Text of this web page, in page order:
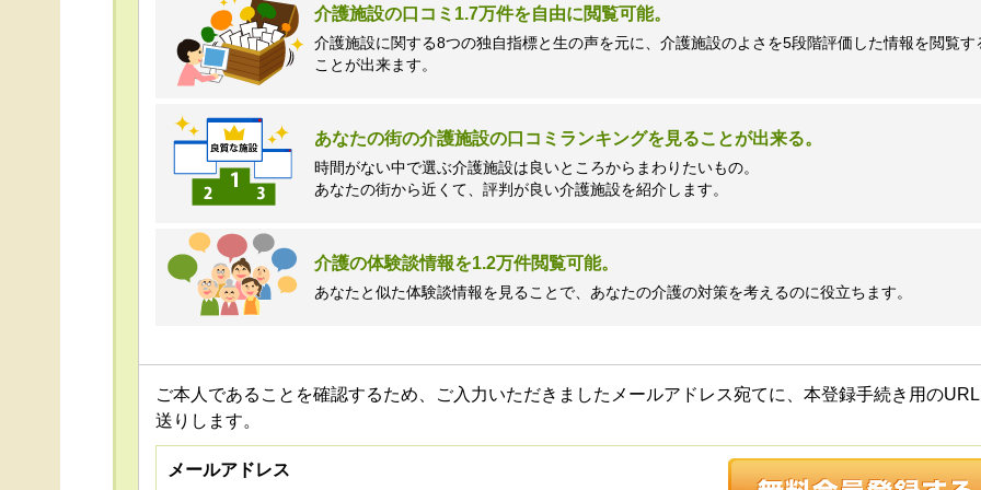
介護施設の口コミ1.7万件を自由に閲覧可能。
介護施設に関する8つの独自指標と生の声を元に、介護施設のよさを5段階評価した情報を閲覧す
ことが出来ます。
あなたの街の介護施設の口コミランキングを見ることが出来る。
時間がない中で選ぶ介護施設は良いところからまわりたいもの。
あなたの街から近くて、評判が良い介護施設を紹介します。
介護の体験談情報を1.2万件閲覧可能。
あなたと似た体験談情報を見ることで、あなたの介護の対策を考えるのに役立ちます。
ご本人であることを確認するため、ご入力いただきましたメールアドレス宛てに、本登録手続き用の
送りします。
メールアドレス